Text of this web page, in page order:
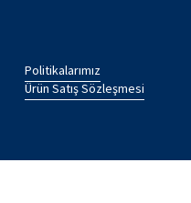
Politikalarımız
Ürün Satış Sözleşmesi